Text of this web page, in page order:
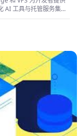
AI 工具与托管服务集